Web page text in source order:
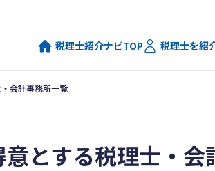
税理士紹介ナビTOP 税理士を紹
会計事務所一覧
とする税理士・会